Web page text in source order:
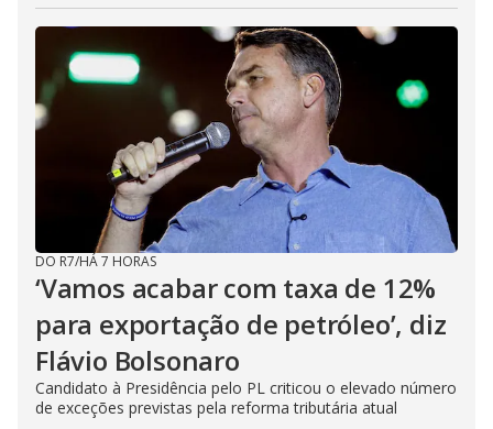
DO R7/HÁ 7 HORAS
‘Vamos acabar com taxa de 12%
para exportação de petróleo’, diz
Flávio Bolsonaro
Candidato à Presidência pelo PL criticou o elevado número
de exceções previstas pela reforma tributária atual